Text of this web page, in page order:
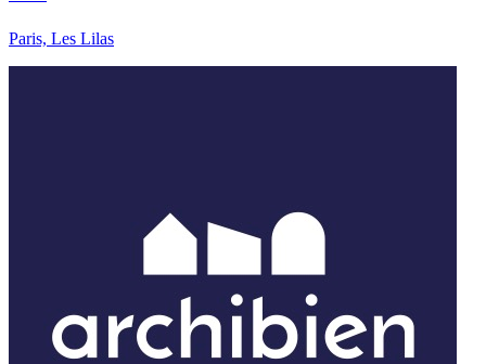
Paris, Les Lilas